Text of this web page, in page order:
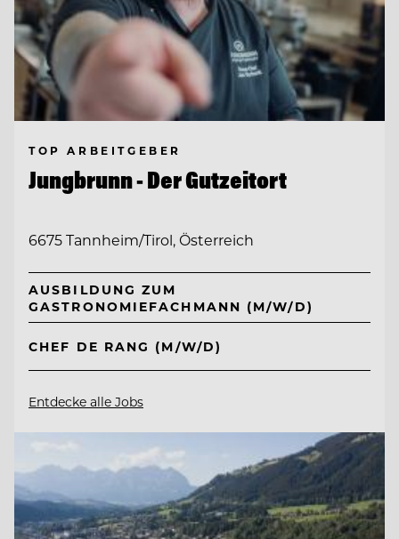
TOP ARBEITGEBER
Jungbrunn - Der Gutzeitort
6675 Tannheim/Tirol, Österreich
AUSBILDUNG ZUM
GASTRONOMIEFACHMANN (M/W/D)
CHEF DE RANG (M/W/D)
Entdecke alle Jobs